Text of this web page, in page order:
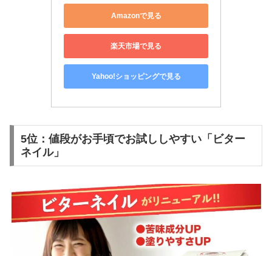
Amazonで見る
楽天市場で見る
Yahoo!ショッピングで見る
5位：値段がお手頃でお試ししやすい「ビター
ネイル」